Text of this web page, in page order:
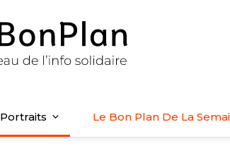
Portraits Le Bon Plan De La